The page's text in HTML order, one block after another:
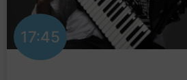
17:45